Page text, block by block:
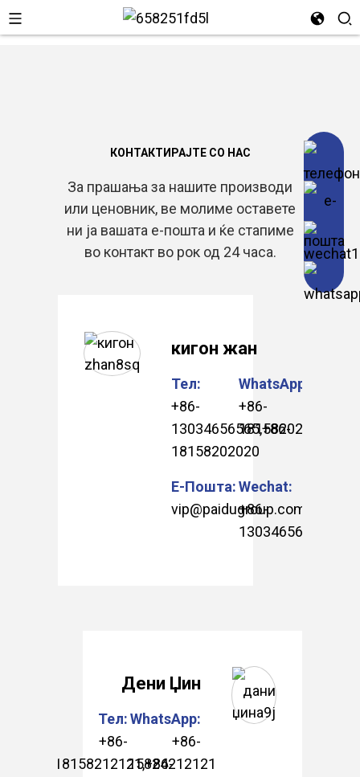
КОНТАКТИРАЈТЕ СО НАС
За прашања за нашите производи
или ценовник, ве молиме оставете
ни ја вашата е-пошта и ќе стапиме
во контакт во рок од 24 часа.
кигон жан
Тел:
+86-
13034656565,+86-
18158202020
WhatsApp:
+86-
18158202020
Е-Пошта:
vip@paidugroup.com
Wechat:
+86-
13034656565
Дени Џин
Тел:
+86-
18158212121,+86-
WhatsApp:
+86-
15824212121